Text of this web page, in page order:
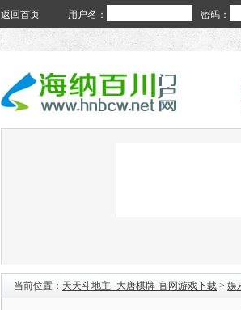
返回首页 用户名： 密码：
当前位置： 天天斗地主_大唐棋牌-官网游戏下载 > 娱